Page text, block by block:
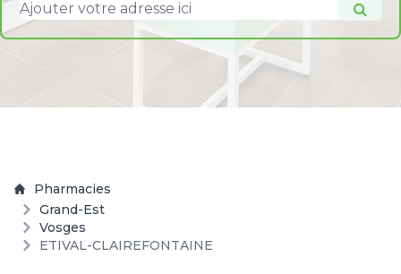
Pharmacies
Grand-Est
Vosges
ETIVAL-CLAIREFONTAINE